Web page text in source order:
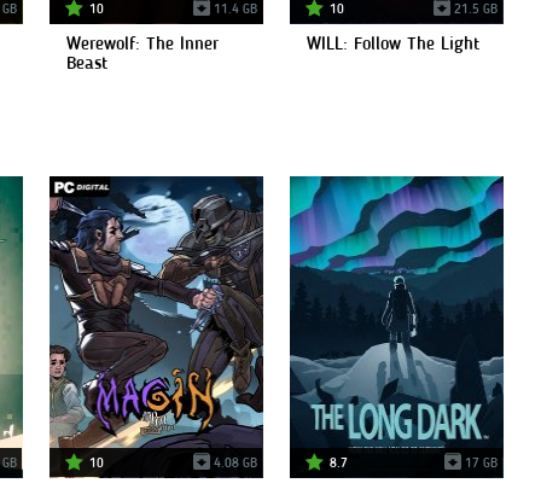
10 11.4 GB
Werewolf: The Inner
Beast
10 21.5 GB
WILL: Follow The Light
10 4.08 GB 8.7 17 GB